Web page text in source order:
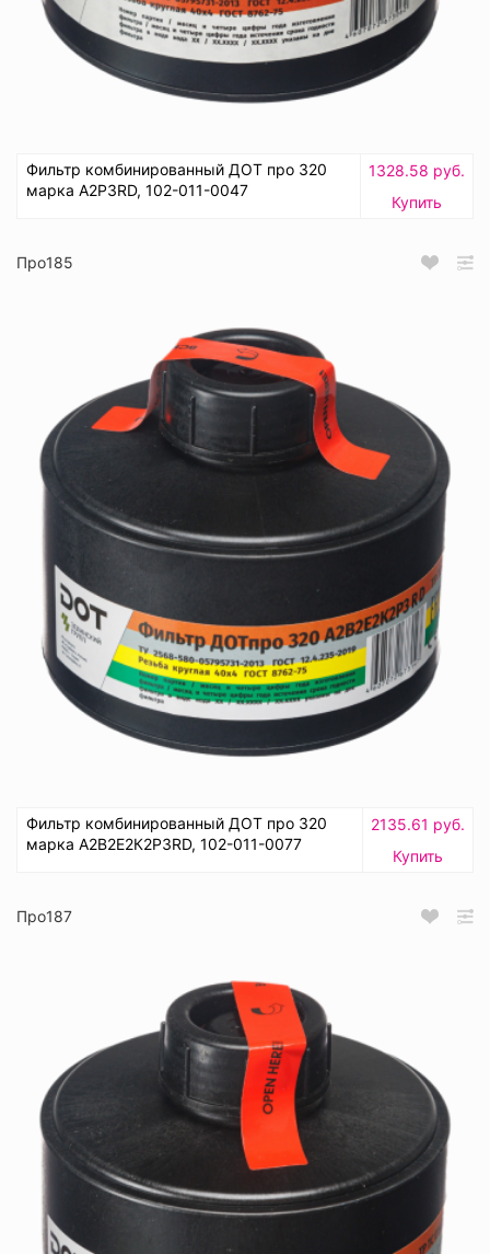
Фильтр комбинированный ДОТ про 320
марка А2Р3RD, 102-011-0047
1328.58 руб.
Купить
Про185
Фильтр комбинированный ДОТ про 320
марка А2В2Е2К2Р3RD, 102-011-0077
2135.61 руб.
Купить
Про187